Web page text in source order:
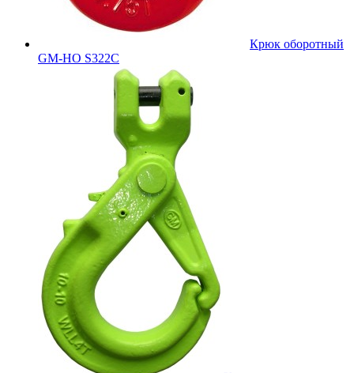
Крюк оборотный
GM-HO S322C